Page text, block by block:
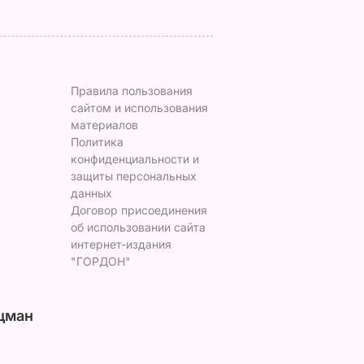
Правила пользования
сайтом и использования
материалов
Политика
конфиденциальности и
защиты персональных
данных
Договор присоединения
об использовании сайта
интернет-издания
"ГОРДОН"